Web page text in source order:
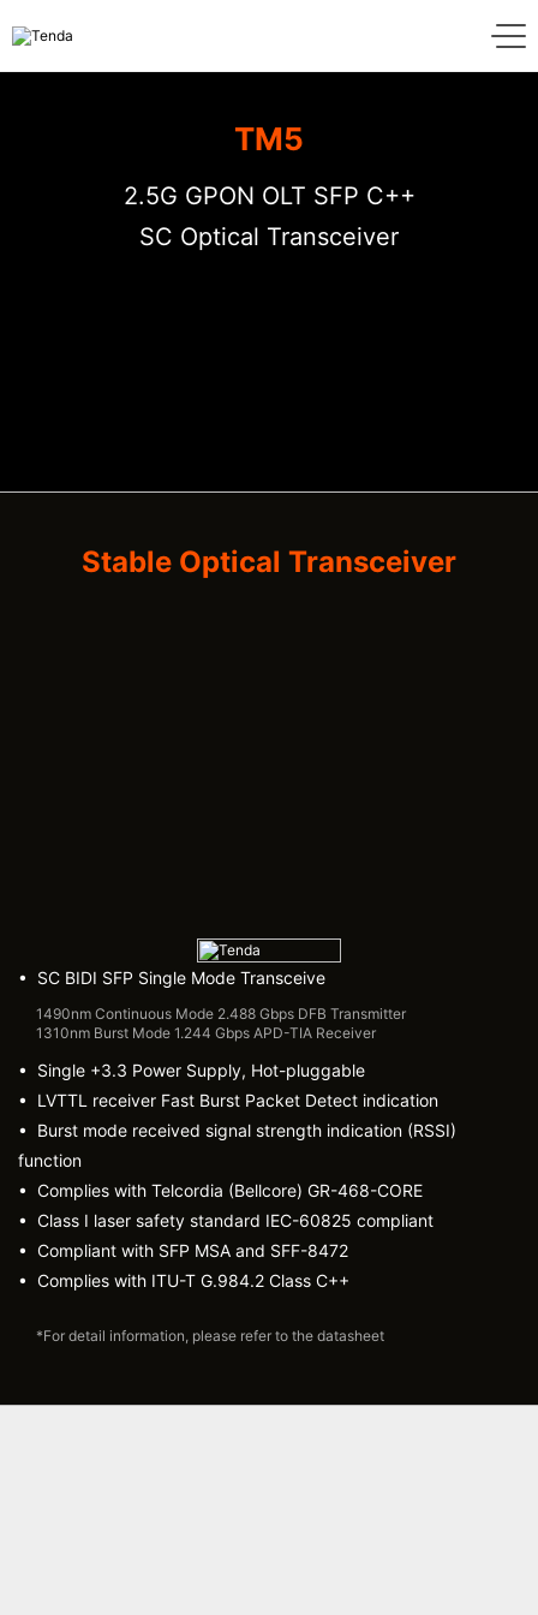
TM5
2.5G GPON OLT SFP C++
SC Optical Transceiver
Stable Optical Transceiver
• SC BIDI SFP Single Mode Transceive
1490nm Continuous Mode 2.488 Gbps DFB Transmitter
1310nm Burst Mode 1.244 Gbps APD-TIA Receiver
• Single +3.3 Power Supply, Hot-pluggable
• LVTTL receiver Fast Burst Packet Detect indication
• Burst mode received signal strength indication (RSSI)
function
• Complies with Telcordia (Bellcore) GR-468-CORE
• Class I laser safety standard IEC-60825 compliant
• Compliant with SFP MSA and SFF-8472
• Complies with ITU-T G.984.2 Class C++
*For detail information, please refer to the datasheet